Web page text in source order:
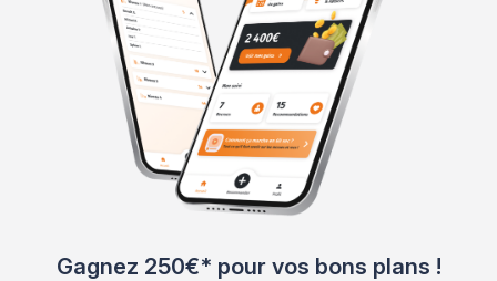
Gagnez 250€* pour vos bons plans !